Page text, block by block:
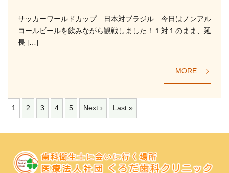
サッカーワールドカップ 日本対ブラジル 今日はノンアル
コールビールを飲みながら観戦しました！１対１のまま、延
長 […]
MORE
1 2 3 4 5 Next › Last »